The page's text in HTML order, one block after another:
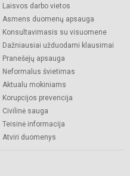
Laisvos darbo vietos
Asmens duomenų apsauga
Konsultavimasis su visuomene
Dažniausiai užduodami klausimai
Pranešėjų apsauga
Neformalus švietimas
Aktualu mokiniams
Korupcijos prevencija
Civilinė sauga
Teisinė informacija
Atviri duomenys